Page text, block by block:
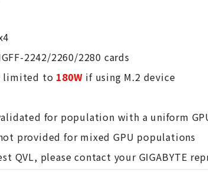
2242/2260/2280 cards
limited to 180W if using M.2 device
for population with a uniform
provided for mixed GPU populations
QVL, please contact your GIGABYTE